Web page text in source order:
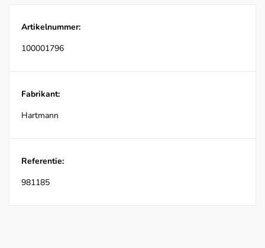
Artikelnummer:
100001796
Fabrikant:
Hartmann
Referentie:
981185